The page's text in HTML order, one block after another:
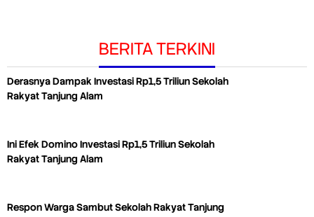
BERITA TERKINI
Derasnya Dampak Investasi Rp1,5 Triliun Sekolah
Rakyat Tanjung Alam
Ini Efek Domino Investasi Rp1,5 Triliun Sekolah
Rakyat Tanjung Alam
Respon Warga Sambut Sekolah Rakyat Tanjung